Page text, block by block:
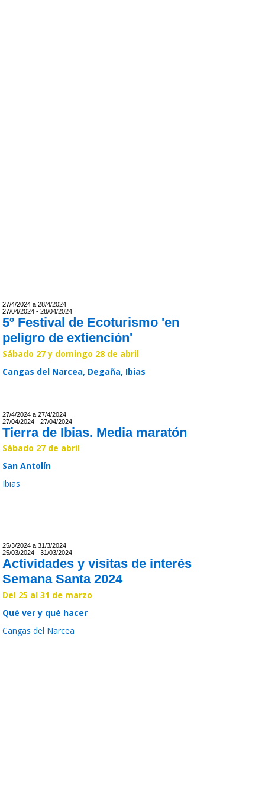
27/4/2024 a 28/4/2024
27/04/2024 - 28/04/2024
5º Festival de Ecoturismo 'en
peligro de extiención'
Sábado 27 y domingo 28 de abril
Cangas del Narcea, Degaña, Ibias
27/4/2024 a 27/4/2024
27/04/2024 - 27/04/2024
Tierra de Ibias. Media maratón
Sábado 27 de abril
San Antolín
Ibias
25/3/2024 a 31/3/2024
25/03/2024 - 31/03/2024
Actividades y visitas de interés
Semana Santa 2024
Del 25 al 31 de marzo
Qué ver y qué hacer
Cangas del Narcea